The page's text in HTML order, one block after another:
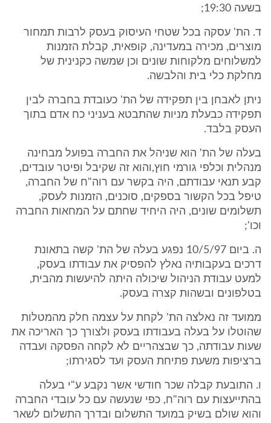
בשעה 19:30;
ד. הת' עסקה בכל שטחי העיסוק בעסק לרבות תמחור
מוצרים, מכירה במעדינה, קופאית, קבלת הזמנות
למשלוחים מלקוחות שונים וכן שמשה כקנינית של
מחלקת כלי בית והלבשה.
ניתן לאבחן בין תפקידה של הת' כעובדת בחברה לבין
תפקידה כבעלת מניות שהתבטא בעניני כח אדם בתוך
העסק בלבד.
בעלה של הת' הוא שניהל את החברה בפועל מבחינה
מנהלית וכלפי גורמי חוץ,והוא זה שקיבל ופיטר עובדים,
קבע תנאי עבודתם, היה בקשר עם רוה"ח של החברה,
טיפל בכל הקשור בספקים, סוכנים, הזמנות לעסק,
תשלומים שונים, היה היחיד שחתם על המחאות החברה
וכו';
ה. ביום 10/5/97 נפגע בעלה של הת' קשה בתאונת
דרכים בעקבותיה נאלץ להפסיק את עבודתו בעסק,
למעט עבודת הניהול שיכולה היתה להיעשות מהבית,
בטלפונים ובשהות קצרה בעסק.
ממועד זה נאלצה הת' לקחת על עצמה חלק מהמטלות
שהוטלו על בעלה בעבודתו בעסק ולצורך כך האריכה את
שעות עבודתה, כך שבצהריים לא לקחה הפסקה ועבדה
ברציפות משעת פתיחת העסק ועד לסגירתו;
ו. התובעת קבלה שכר חודשי אשר נקבע ע"י בעלה
בהתייעצות עם רוה"ח, כפי שנעשה עם כל עובדי החברה
והוא שולם בשיק במועד התשלום ובדרך התשלום לשאר